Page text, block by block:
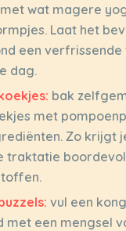
wat magere
Laat het
een
dag.
bak
met
Zo krijgt
traktatie boordevol
vul een
met een mengsel